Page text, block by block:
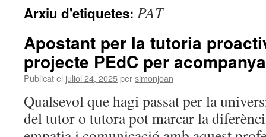
Arxiu d'etiquetes: PAT
Apostant per la tutoria
projecte PEdC per
Publicat el juliol 24, 2025persimonjoan
Qualsevol que hagi passat per la
del tutor o tutora pot marcar la